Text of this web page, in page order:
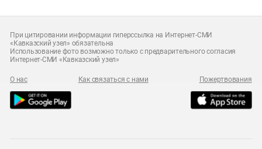
При цитировании информации гиперссылка на Интернет-СМИ
«Кавказский узел» обязательна
Использование фото возможно только с предварительного согласия
Интернет-СМИ «Кавказский узел»
О нас Как связаться с нами Пожертвования